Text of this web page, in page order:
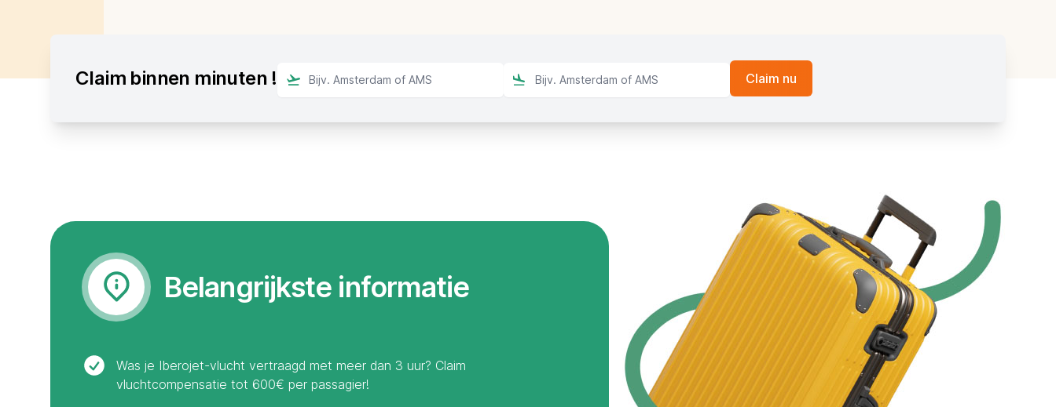
Claim binnen minuten !
Belangrijkste informatie
Was je Iberojet-vlucht vertraagd met meer dan 3 uur? Claim
vluchtcompensatie tot 600€ per passagier!